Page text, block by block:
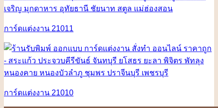
การ์ดแต่งงาน 21011
การ์ดแต่งงาน 21010